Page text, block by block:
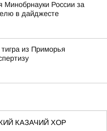
Минобрнауки России за
в дайджесте
из Приморья
КАЗАЧИЙ ХОР